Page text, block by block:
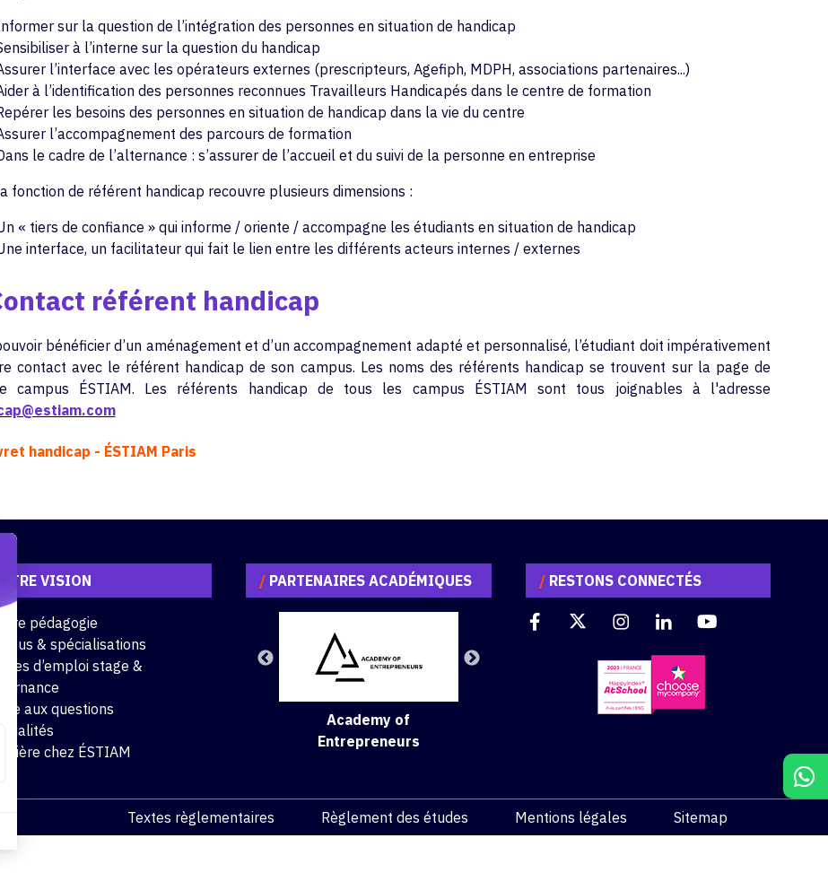
sur la question de l’intégration des personnes en situation de handicap
à l’interne sur la question du handicap
l’interface avec les opérateurs externes (prescripteurs, Agefiph, MDPH, associations partenaires...)
à l’identification des personnes reconnues Travailleurs Handicapés dans le centre de formation
les besoins des personnes en situation de handicap dans la vie du centre
l’accompagnement des parcours de formation
le cadre de l’alternance : s’assurer de l’accueil et du suivi de la personne en entreprise
fonction de référent handicap recouvre plusieurs dimensions :
« tiers de confiance » qui informe / oriente / accompagne les étudiants en situation de handicap
interface, un facilitateur qui fait le lien entre les différents acteurs internes / externes
référent handicap
bénéficier d’un aménagement et d’un accompagnement adapté et personnalisé, l’étudiant doit impérativement
contact avec le référent handicap de son campus. Les noms des référents handicap se trouvent sur la page de
campus ÉSTIAM. Les référents handicap de tous les campus ÉSTIAM sont tous joignables à l'adresse
handicap - ÉSTIAM Paris
VISION
pédagogie
& spécialisations
d’emploi stage &
aux questions
chez ÉSTIAM
/ PARTENAIRES ACADÉMIQUES
Academy of
Entrepreneurs
/RESTONS CONNECTÉS
Textes règlementaires Règlement des études Mentions légales Sitemap